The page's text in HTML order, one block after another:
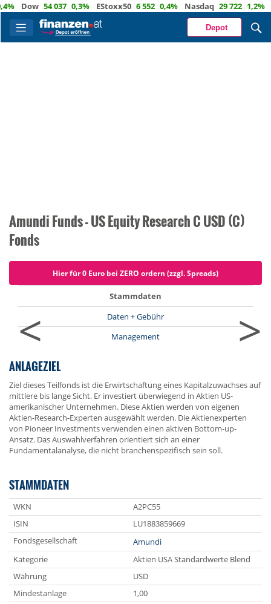
Dow 54 037 0,3% EStoxx50 6 552 0,4% Nasdaq 29 722 1,2% Öl
Depot
Amundi Funds - US Equity Research C USD (C)
Fonds
Hier für 0 Euro bei ZERO ordern (zzgl. Spreads)
<
Stammdaten
Daten + Gebühr
Management
>
ANLAGEZIEL
Ziel dieses Teilfonds ist die Erwirtschaftung eines Kapitalzuwachses auf
mittlere bis lange Sicht. Er investiert überwiegend in Aktien US-
amerikanischer Unternehmen. Diese Aktien werden von eigenen
Aktien-Research-Experten ausgewählt werden. Die Aktienexperten
von Pioneer Investments verwenden einen aktiven Bottom-up-
Ansatz. Das Auswahlverfahren orientiert sich an einer
Fundamentalanalyse, die nicht branchenspezifisch sein soll.
STAMMDATEN
WKN
A2PC55
ISIN
LU1883859669
Fondsgesellschaft
Amundi
Kategorie
Aktien USA Standardwerte Blend
Währung
USD
Mindestanlage
1,00